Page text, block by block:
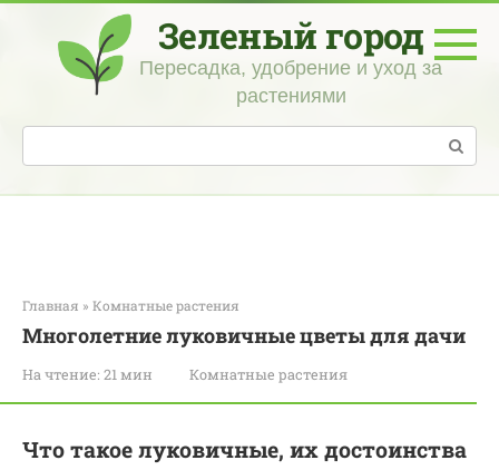
Перейти
контенту
Зеленый город
Пересадка, удобрение и уход за
растениями
Поиск:
Главная » Комнатные растения
Многолетние луковичные цветы для дачи
На чтение: 21 мин Комнатные растения
Что такое луковичные, их достоинства